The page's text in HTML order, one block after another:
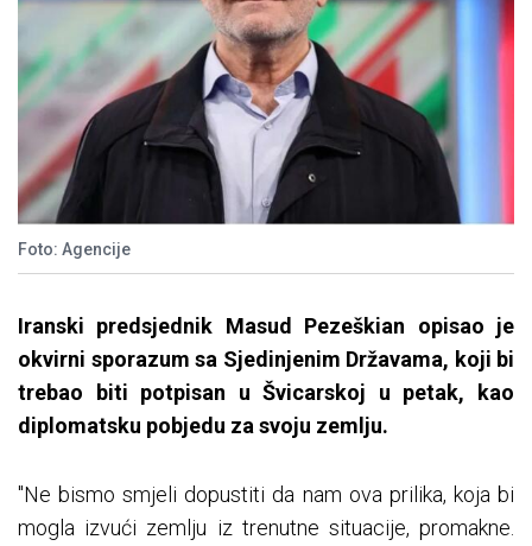
Foto: Agencije
Iranski predsjednik Masud Pezeškian opisao je
okvirni sporazum sa Sjedinjenim Državama, koji bi
trebao biti potpisan u Švicarskoj u petak, kao
diplomatsku pobjedu za svoju zemlju.
"Ne bismo smjeli dopustiti da nam ova prilika, koja bi
mogla izvući zemlju iz trenutne situacije, promakne.